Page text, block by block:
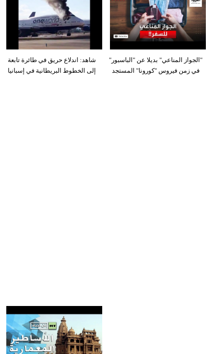
شاهد: اندلاع حريق في طائرة تابعة
إلى الخطوط البريطانية في إسبانيا
"الجواز المناعي" بديلا عن "الباسبور"
في زمن فيروس "كورونا" المستجد